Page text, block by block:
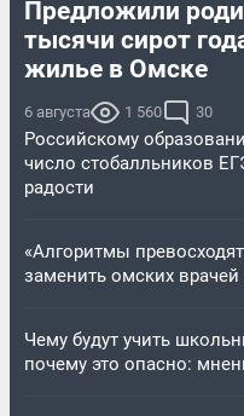
Предложили
тысячи сирот
жилье в Омске
6 августа 1 560 30
Российскому
число стобалльников
радости
«Алгоритмы
заменить омских
Чему будут учить
почему это опасно: